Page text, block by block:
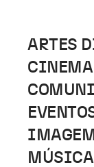
ARTES
CINEMA
IMAGEM
MÚSICA